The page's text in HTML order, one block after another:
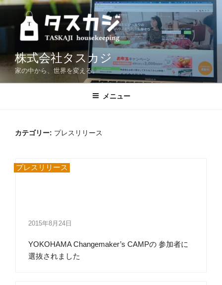
コ
テ
ツ
へ
株式会社タスカジ
家の中から、世界を変える。
メニュー
カテゴリー: プレスリリース
プレスリリース
2015年8月24日
YOKOHAMA Changemaker’s CAMPの 参加者に
選抜されました